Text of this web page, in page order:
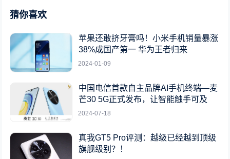
猜你喜欢
苹果还敢挤牙膏吗！小米手机销量暴涨
38%成国产第一 华为王者归来
2024-01-09
中国电信首款自主品牌AI手机终端—麦
芒30 5G正式发布，让智能触手可及
2024-07-18
真我GT5 Pro评测：越级已经越到顶级
旗舰级别？！